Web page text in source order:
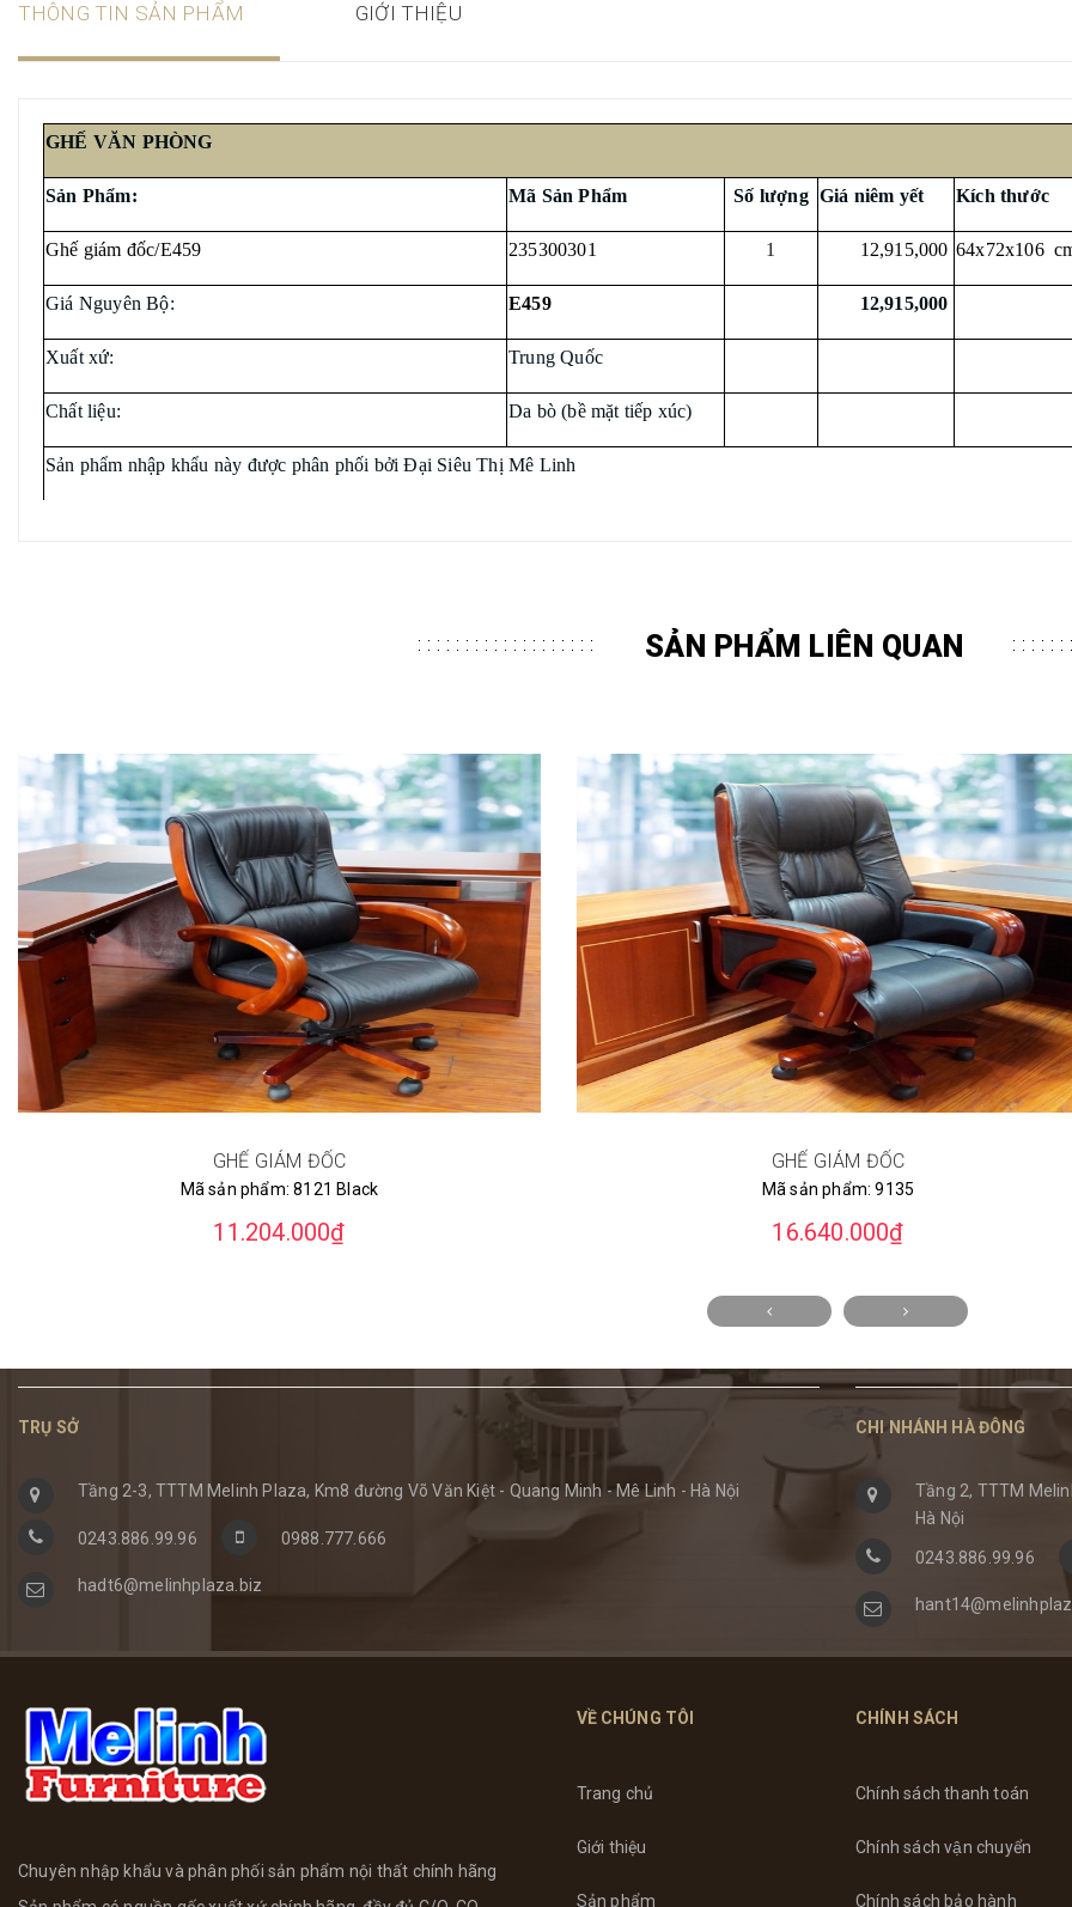
THÔNG TIN SẢN PHẨM GIỚI THIỆU
GHẾ VĂN PHÒNG
Sản Phẩm: Mã Sản Phẩm Số lượng Giá niêm yết Kích thước
Ghế giám đốc/E459 235300301 1 12,915,000 64x72x106
Giá Nguyên Bộ: E459 12,915,000
Xuất xứ: Trung Quốc
Chất liệu: Da bò (bề mặt tiếp xúc)
Sản phẩm nhập khẩu này được phân phối bởi Đại Siêu Thị Mê Linh
SẢN PHẨM LIÊN QUAN
GHẾ GIÁM ĐỐC
Mã sản phẩm:8121 Black
11.204.000₫
GHẾ GIÁM ĐỐC
Mã sản phẩm:9135
16.640.000₫
TRỤ SỞ
Tầng 2-3, TTTM Melinh Plaza, Km8 đường Võ Văn Kiệt - Quang Minh - Mê Linh - Hà Nội
0243.886.99.96 0988.777.666
hadt6@melinhplaza.biz
CHI NHÁNH HÀ ĐÔNG
Tầng 2, TTTM
Hà Nội
0243.886.99.96
Chuyên nhập khẩu và phân phối sản phẩm nội thất chính hãng
VỀ CHÚNG TÔI
Trang chủ
Giới thiệu
Sản phẩm
CHÍNH SÁCH
Chính sách thanh toán
Chính sách vận chuyển
Chính sách bảo hành